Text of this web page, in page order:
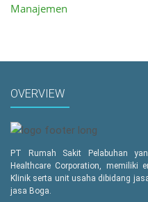
Manajemen
OVERVIEW
PT Rumah Sakit Pelabuhan
Healthcare Corporation,
Klinik serta unit usaha dibidang
jasa Boga.